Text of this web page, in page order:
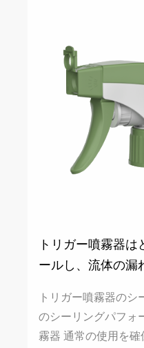
トリガー噴霧器
ールし、流体の漏
トリガー噴霧器のシ
のシーリングパフォ
霧器 通常の使用を